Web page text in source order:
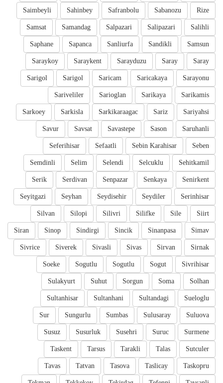
Rize
Sabanozu
Safranbolu
Sahinbey
Saimbeyli
Salihli
Salipazari
Salpazari
Samandag
Samsat
Samsun
Sandikli
Sanliurfa
Sapanca
Saphane
Saray
Saray
Sarayduzu
Saraykent
Saraykoy
Sarayonu
Saricakaya
Saricam
Sarigol
Sarigol
Sarikamis
Sarikaya
Sarioglan
Sariveliler
Sariyahsi
Sariz
Sarkikaraagac
Sarkisla
Sarkoey
Saruhanli
Sason
Savastepe
Savsat
Savur
Seben
Sebin Karahisar
Sefaatli
Seferihisar
Sehitkamil
Selcuklu
Selendi
Selim
Semdinli
Senirkent
Senkaya
Senpazar
Serdivan
Serik
Serinhisar
Seydiler
Seydisehir
Seyhan
Seyitgazi
Siirt
Sile
Silifke
Silivri
Silopi
Silvan
Simav
Sinanpasa
Sincik
Sindirgi
Sinop
Siran
Sirnak
Sirvan
Sivas
Sivasli
Siverek
Sivrice
Sivrihisar
Sogut
Sogutlu
Sogutlu
Soeke
Solhan
Soma
Sorgun
Suhut
Sulakyurt
Sueloglu
Sultandagi
Sultanhani
Sultanhisar
Suluova
Sulusaray
Sumbas
Sungurlu
Sur
Surmene
Suruc
Susehri
Susurluk
Susuz
Sutculer
Talas
Tarakli
Tarsus
Taskent
Taskopru
Taslicay
Tasova
Tatvan
Tavas